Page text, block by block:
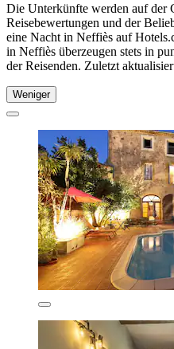
Die Unterkünfte werden auf der
Reisebewertungen und der
eine Nacht in Neffiès auf
in Neffiès überzeugen stets in
der Reisenden. Zuletzt
Weniger